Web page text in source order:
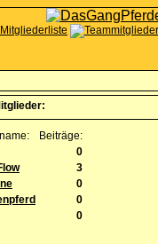
Beiträge:
0
3
0
0
0